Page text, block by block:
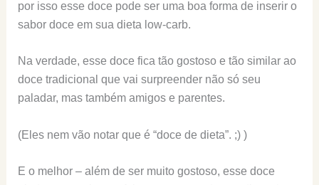
por isso esse doce pode ser uma boa forma de inserir o
sabor doce em sua dieta low-carb.
Na verdade, esse doce fica tão gostoso e tão similar ao
doce tradicional que vai surpreender não só seu
paladar, mas também amigos e parentes.
(Eles nem vão notar que é “doce de dieta”. ;) )
E o melhor – além de ser muito gostoso, esse doce